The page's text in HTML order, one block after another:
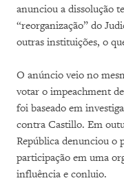
anunciou a dissolução
“reorganização” do
outras instituições, o
O anúncio veio no
votar o impeachment
foi baseado em
contra Castillo. Em
República denunciou o
participação em uma
influência e conluio.